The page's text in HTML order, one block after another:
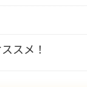
スメ！